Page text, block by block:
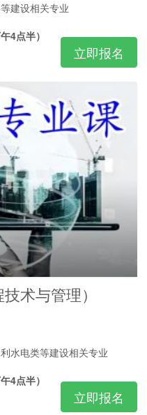
建设相关专业
4点半）
立即报名
术与管理）
水电类等建设相关专业
4点半）
立即报名